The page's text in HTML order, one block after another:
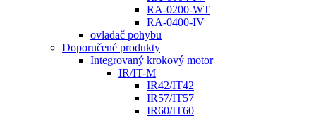
RA-0200-WT
RA-0400-IV
ovladač pohybu
Doporučené produkty
Integrovaný krokový motor
IR/IT-M
IR42/IT42
IR57/IT57
IR60/IT60